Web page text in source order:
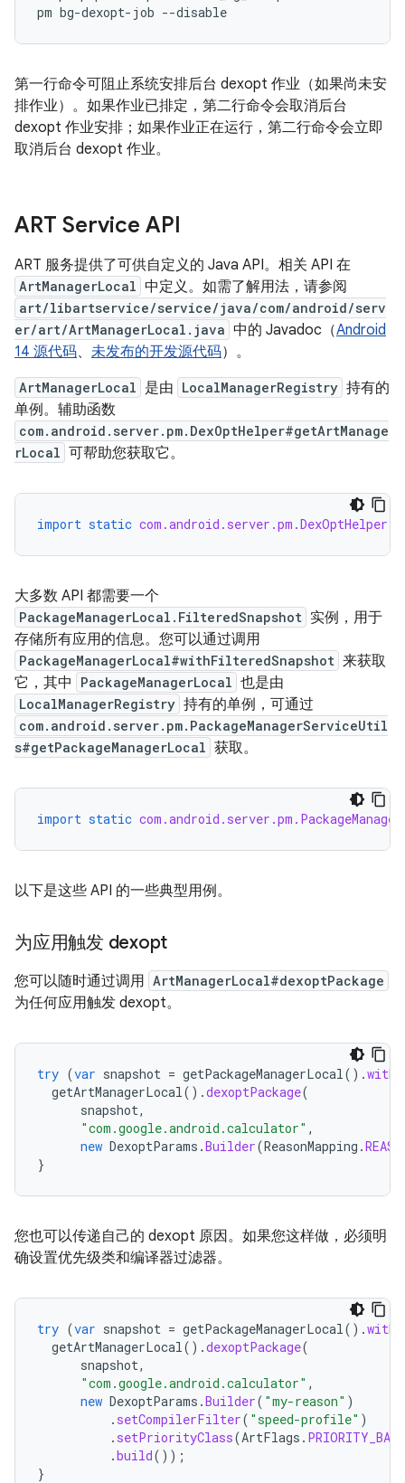
pm bg-dexopt-job
第一行命令可阻止系统安排后台 dexopt 作业（如果尚未安
排作业）。如果作业已排定，第二行命令会取消后台
dexopt 作业安排；如果作业正在运行，第二行命令会立即
取消后台 dexopt 作业。
ART Service API
ART 服务提供了可供自定义的 Java API。相关 API 在
ArtManagerLocal 中定义。如需了解用法，请参阅
art/libartservice/service/java/com/android/serv
er/art/ArtManagerLocal.java 中的 Javadoc（Android
14 源代码、 未发布的开发源代码）。
ArtManagerLocal 是由 LocalManagerRegistry 持有的
单例。辅助函数
com.android.server.pm.DexOptHelper#getArtManage
rLocal 可帮助您获取它。
import static
大多数 API 都需要一个
PackageManagerLocal.FilteredSnapshot 实例，用于
存储所有应用的信息。您可以通过调用
PackageManagerLocal#withFilteredSnapshot 来获取
它，其中
PackageManagerLocal 也是由
LocalManagerRegistry 持有的单例，可通过
com.android.server.pm.PackageManagerServiceUtil
s#getPackageManagerLocal 获取。
import static
以下是这些 API 的一些典型用例。
为应用触发 dexopt
您可以随时通过调用 ArtManagerLocal#dexoptPackage
为任何应用触发 dexopt。
try (var snapshot = getPackageManagerLocal().
getArtManagerLocal().dexoptPackage(
snapshot,
"com.google.android.calculator" ,
new DexoptParams .Builder(ReasonMapping .
}
您也可以传递自己的 dexopt 原因。如果您这样做，必须明
确设置优先级类和编译器过滤器。
try (var snapshot = getPackageManagerLocal().
getArtManagerLocal().dexoptPackage(
snapshot,
"com.google.android.calculator" ,
new DexoptParams .Builder( "my-reason" )
. setCompilerFilter( "speed-profile" )
. setPriorityClass(ArtFlags .
.build());
}